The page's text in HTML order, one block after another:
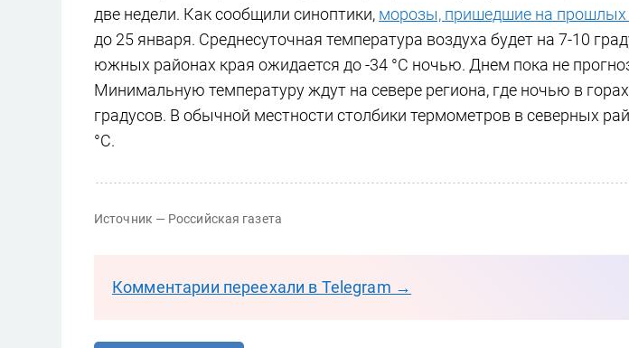
две недели. Как сообщили синоптики, морозы, пришедшие на
до 25 января. Среднесуточная температура воздуха будет на 7-10
южных районах края ожидается до -34 °C ночью. Днем пока не
Минимальную температуру ждут на севере региона, где ночью в
градусов. В обычной местности столбики термометров в северных
°C.
Источник — Российская газета
Комментарии переехали в Telegram →